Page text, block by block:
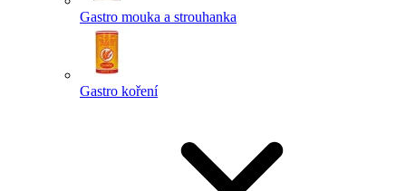
Gastro mouka a strouhanka
Gastro koření